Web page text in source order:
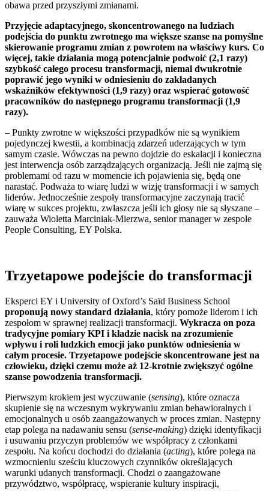
obawa przed przyszłymi zmianami.
Przyjęcie adaptacyjnego, skoncentrowanego na ludziach
podejścia do punktu zwrotnego ma większe szanse na pomyślne
skierowanie programu zmian z powrotem na właściwy kurs. Co
więcej, takie działania mogą potencjalnie podwoić (2,1 razy)
szybkość całego procesu transformacji, niemal dwukrotnie
poprawić jego wyniki w odniesieniu do zakładanych
wskaźników efektywności (1,9 razy) oraz wspierać gotowość
pracowników do następnego programu transformacji (1,9
razy).
– Punkty zwrotne w większości przypadków nie są wynikiem
pojedynczej kwestii, a kombinacją zdarzeń uderzających w tym
samym czasie. Wówczas na pewno dojdzie do eskalacji i konieczna
jest interwencja osób zarządzających organizacją. Jeśli nie zajmą się
problemami od razu w momencie ich pojawienia się, będą one
narastać. Podważa to wiarę ludzi w wizję transformacji i w samych
liderów. Jednocześnie zespoły transformacyjne zaczynają tracić
wiarę w sukces projektu, zwłaszcza jeśli ich głosy nie są słyszane –
zauważa Wioletta Marciniak-Mierzwa, senior manager w zespole
People Consulting, EY Polska.
Trzyetapowe podejście do transformacji
Eksperci EY i University of Oxford’s Saïd Business School
proponują nowy standard działania, który pomoże liderom i ich
zespołom w sprawnej realizacji transformacji. Wykracza on poza
tradycyjne pomiary KPI i kładzie nacisk na zrozumienie
wpływu i roli ludzkich emocji jako punktów odniesienia w
całym procesie. Trzyetapowe podejście skoncentrowane jest na
człowieku, dzięki czemu może aż 12-krotnie zwiększyć ogólne
szanse powodzenia transformacji.
Pierwszym krokiem jest wyczuwanie (sensing), które oznacza
skupienie się na wczesnym wykrywaniu zmian behawioralnych i
emocjonalnych u osób zaangażowanych w proces zmian. Następny
etap polega na nadawaniu sensu (sense-making) dzięki identyfikacji
i usuwaniu przyczyn problemów we współpracy z członkami
zespołu. Na końcu dochodzi do działania (acting), które polega na
wzmocnieniu sześciu kluczowych czynników określających
warunki udanych transformacji. Chodzi o zaangażowane
przywództwo, współpracę, wspieranie kultury inspiracji,